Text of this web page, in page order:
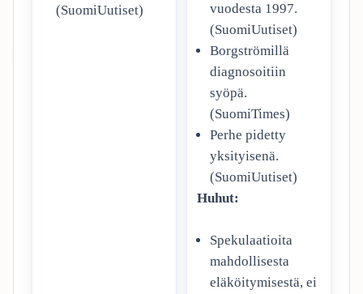
(SuomiUutiset)
vuodesta 1997.
(SuomiUutiset)
Borgströmillä
diagnosoitiin
syöpä.
(SuomiTimes)
Perhe pidetty
yksityisenä.
(SuomiUutiset)
Huhut:
Spekulaatioita
mahdollisesta
eläköitymisestä, ei